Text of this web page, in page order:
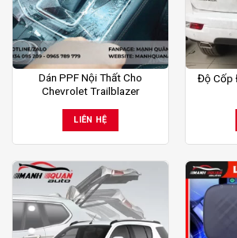
Dán PPF Nội Thất Cho
Chevrolet Trailblazer
LIÊN HỆ
Độ Cốp